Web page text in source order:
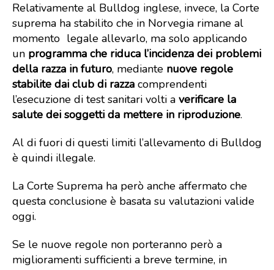
Relativamente al Bulldog inglese, invece, la Corte
suprema ha stabilito che in Norvegia rimane al
momento legale allevarlo, ma solo applicando
un programma che riduca l’incidenza dei problemi
della razza in futuro, mediante nuove regole
stabilite dai club di razza comprendenti
l’esecuzione di test sanitari volti a verificare la
salute dei soggetti da mettere in riproduzione.
Al di fuori di questi limiti l’allevamento di Bulldog
è quindi illegale.
La Corte Suprema ha però anche affermato che
questa conclusione è basata su valutazioni valide
oggi.
Se le nuove regole non porteranno però a
miglioramenti sufficienti a breve termine, in